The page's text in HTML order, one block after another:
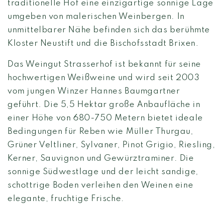
traditionelle Hof eine einzigartige sonnige Lage
umgeben von malerischen Weinbergen. In
unmittelbarer Nähe befinden sich das berühmte
Kloster Neustift und die Bischofsstadt Brixen.
Das Weingut Strasserhof ist bekannt für seine
hochwertigen Weißweine und wird seit 2003
vom jungen Winzer Hannes Baumgartner
geführt. Die 5,5 Hektar große Anbaufläche in
einer Höhe von 680-750 Metern bietet ideale
Bedingungen für Reben wie Müller Thurgau,
Grüner Veltliner, Sylvaner, Pinot Grigio, Riesling,
Kerner, Sauvignon und Gewürztraminer. Die
sonnige Südwestlage und der leicht sandige,
schottrige Boden verleihen den Weinen eine
elegante, fruchtige Frische.